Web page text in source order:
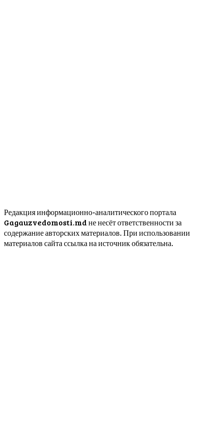
Редакция информационно-аналитического портала
Gagauzvedomosti.md не несёт ответственности за
содержание авторских материалов. При использовании
материалов сайта ссылка на источник обязательна.